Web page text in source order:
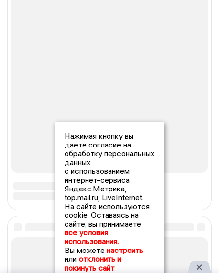
Нажимая кнопку вы
даете согласие на
обработку персональных
данных
с использованием
интернет-сервиса
Яндекс.Метрика,
top.mail.ru, LiveInternet.
На сайте используются
cookie. Оставаясь на
сайте, вы принимаете
все условия
использования.
Вы можете настроить
или отклонить и
покинуть сайт